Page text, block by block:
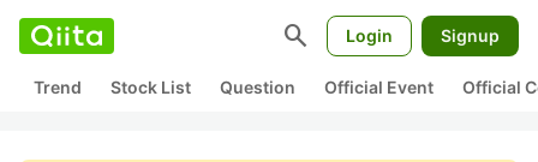
search Login Signup
Trend Stock List Question Official Event Official